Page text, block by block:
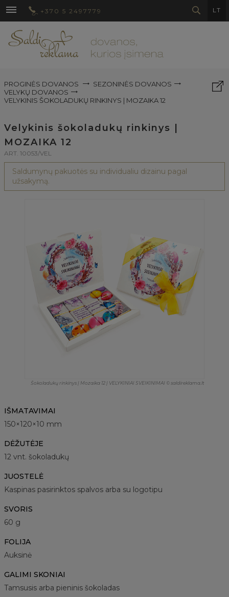
+370 5 2497779 LT
PROGINĖS DOVANOS
SEZONINĖS DOVANOS
VELYKŲ DOVANOS
VELYKINIS ŠOKOLADUKŲ RINKINYS | MOZAIKA 12
Velykinis šokoladukų rinkinys |
MOZAIKA 12
ART. 10053/VEL
Saldumynų pakuotės su individualiu dizainu pagal
užsakymą.
Šokoladukų rinkinys | Mozaika 12 | VELYKINIAI SVEIKINIMAI © saldireklama.lt
IŠMATAVIMAI
150×120×10 mm
DĖŽUTĖJE
12 vnt. šokoladukų
JUOSTELĖ
Kaspinas pasirinktos spalvos arba su logotipu
SVORIS
60 g
FOLIJA
Auksinė
GALIMI SKONIAI
Tamsusis arba pieninis šokoladas